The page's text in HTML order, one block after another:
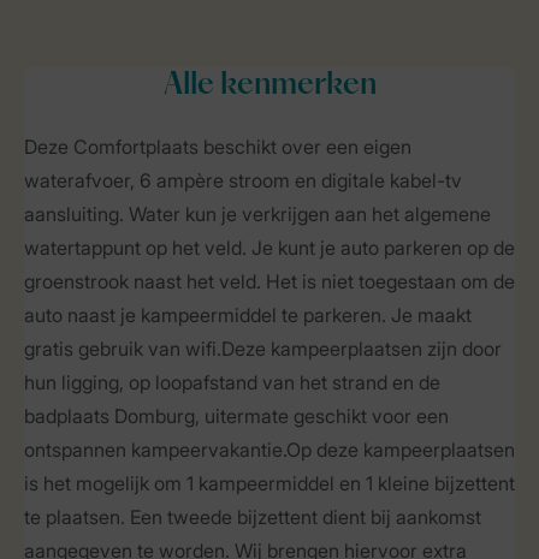
Alle kenmerken
Deze Comfortplaats beschikt over een eigen
waterafvoer, 6 ampère stroom en digitale kabel-tv
aansluiting. Water kun je verkrijgen aan het algemene
watertappunt op het veld. Je kunt je auto parkeren op de
groenstrook naast het veld. Het is niet toegestaan om de
auto naast je kampeermiddel te parkeren. Je maakt
gratis gebruik van wifi.Deze kampeerplaatsen zijn door
hun ligging, op loopafstand van het strand en de
badplaats Domburg, uitermate geschikt voor een
ontspannen kampeervakantie.Op deze kampeerplaatsen
is het mogelijk om 1 kampeermiddel en 1 kleine bijzettent
te plaatsen. Een tweede bijzettent dient bij aankomst
aangegeven te worden. Wij brengen hiervoor extra